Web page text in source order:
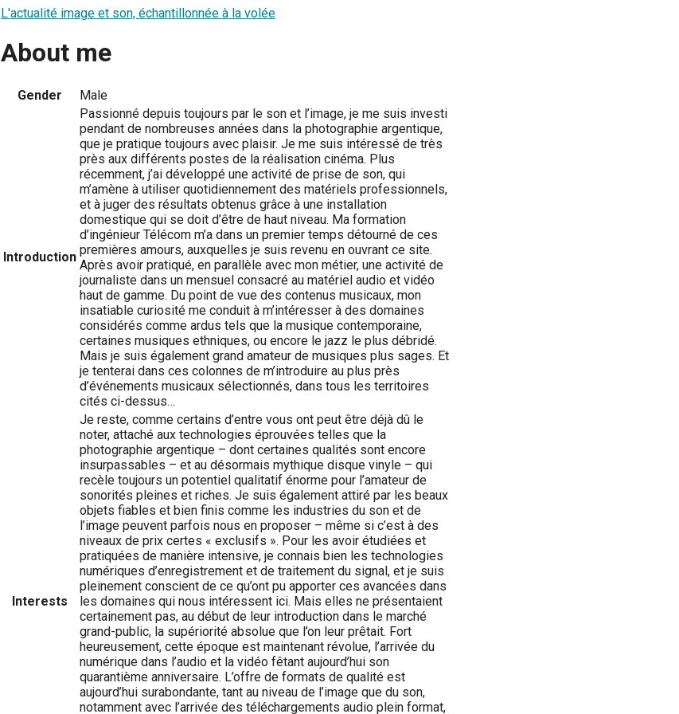
L'actualité image et son, échantillonnée à la volée
About me
Gender Male
Introduction
Passionné depuis toujours par le son et l’image, je me suis investi
pendant de nombreuses années dans la photographie argentique,
que je pratique toujours avec plaisir. Je me suis intéressé de très
près aux différents postes de la réalisation cinéma. Plus
récemment, j’ai développé une activité de prise de son, qui
m’amène à utiliser quotidiennement des matériels professionnels,
et à juger des résultats obtenus grâce à une installation
domestique qui se doit d’être de haut niveau. Ma formation
d’ingénieur Télécom m’a dans un premier temps détourné de ces
premières amours, auxquelles je suis revenu en ouvrant ce site.
Après avoir pratiqué, en parallèle avec mon métier, une activité de
journaliste dans un mensuel consacré au matériel audio et vidéo
haut de gamme. Du point de vue des contenus musicaux, mon
insatiable curiosité me conduit à m’intéresser à des domaines
considérés comme ardus tels que la musique contemporaine,
certaines musiques ethniques, ou encore le jazz le plus débridé.
Mais je suis également grand amateur de musiques plus sages. Et
je tenterai dans ces colonnes de m’introduire au plus près
d’événements musicaux sélectionnés, dans tous les territoires
cités ci-dessus…
Interests
Je reste, comme certains d’entre vous ont peut être déjà dû le
noter, attaché aux technologies éprouvées telles que la
photographie argentique – dont certaines qualités sont encore
insurpassables – et au désormais mythique disque vinyle – qui
recèle toujours un potentiel qualitatif énorme pour l’amateur de
sonorités pleines et riches. Je suis également attiré par les beaux
objets fiables et bien finis comme les industries du son et de
l’image peuvent parfois nous en proposer – même si c’est à des
niveaux de prix certes « exclusifs ». Pour les avoir étudiées et
pratiquées de manière intensive, je connais bien les technologies
numériques d’enregistrement et de traitement du signal, et je suis
pleinement conscient de ce qu’ont pu apporter ces avancées dans
les domaines qui nous intéressent ici. Mais elles ne présentaient
certainement pas, au début de leur introduction dans le marché
grand-public, la supériorité absolue que l’on leur prêtait. Fort
heureusement, cette époque est maintenant révolue, l’arrivée du
numérique dans l’audio et la vidéo fêtant aujourd’hui son
quarantième anniversaire. L’offre de formats de qualité est
aujourd’hui surabondante, tant au niveau de l’image que du son,
notamment avec l’arrivée des téléchargements audio plein format,